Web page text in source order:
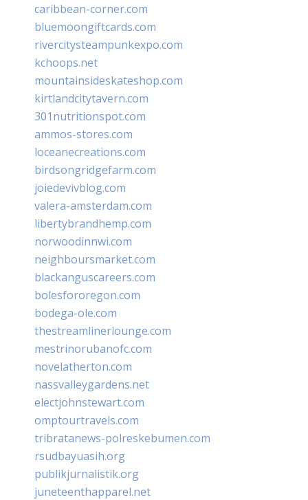
caribbean-corner.com
bluemoongiftcards.com
rivercitysteampunkexpo.com
kchoops.net
mountainsideskateshop.com
kirtlandcitytavern.com
301nutritionspot.com
ammos-stores.com
loceanecreations.com
birdsongridgefarm.com
joiedevivblog.com
valera-amsterdam.com
libertybrandhemp.com
norwoodinnwi.com
neighboursmarket.com
blackanguscareers.com
bolesfororegon.com
bodega-ole.com
thestreamlinerlounge.com
mestrinorubanofc.com
novelatherton.com
nassvalleygardens.net
electjohnstewart.com
omptourtravels.com
tribratanews-polreskebumen.com
rsudbayuasih.org
publikjurnalistik.org
juneteenthapparel.net